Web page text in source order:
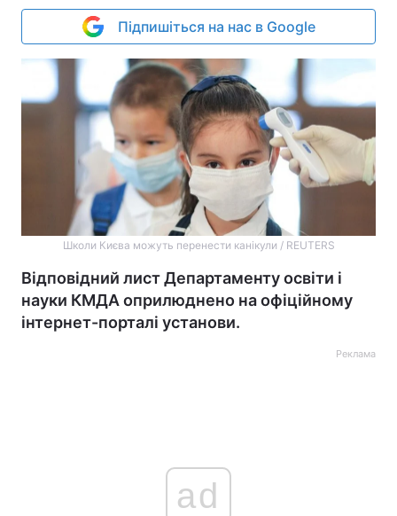
Підпишіться на нас в Google
Школи Києва можуть перенести канікули / REUTERS
Відповідний лист Департаменту освіти і
науки КМДА оприлюднено на офіційному
інтернет-порталі установи.
Реклама
ad